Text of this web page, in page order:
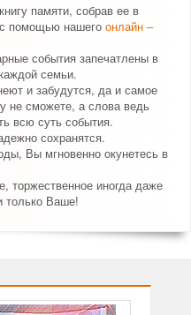
памяти, собрав ее в
помощью нашего онлайн –
события запечатлены в
семьи.
и забудутся, да и самое
не сможете, а слова ведь
всю суть события.
сохранятся.
Вы мгновенно окунетесь в
торжественное иногда даже
только Ваше!